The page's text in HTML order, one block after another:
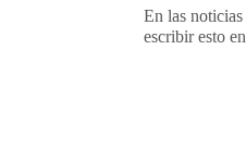
En las
escribir esto